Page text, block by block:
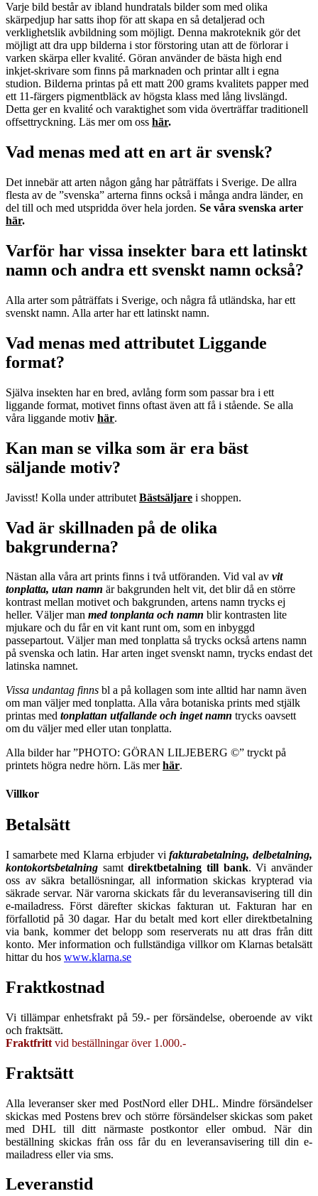
Varje bild består av ibland hundratals bilder som med olika
skärpedjup har satts ihop för att skapa en så detaljerad och
verklighetslik avbildning som möjligt. Denna makroteknik gör det
möjligt att dra upp bilderna i stor förstoring utan att de förlorar i
varken skärpa eller kvalité. Göran använder de bästa high end
inkjet-skrivare som finns på marknaden och printar allt i egna
studion. Bilderna printas på ett matt 200 grams kvalitets papper med
ett 11-färgers pigmentbläck av högsta klass med lång livslängd.
Detta ger en kvalité och varaktighet som vida överträffar traditionell
offsettryckning. Läs mer om oss här.
Vad menas med att en art är svensk?
Det innebär att arten någon gång har påträffats i Sverige. De allra
flesta av de ”svenska” arterna finns också i många andra länder, en
del till och med utspridda över hela jorden. Se våra svenska arter
här.
Varför har vissa insekter bara ett latinskt
namn och andra ett svenskt namn också?
Alla arter som påträffats i Sverige, och några få utländska, har ett
svenskt namn. Alla arter har ett latinskt namn.
Vad menas med attributet Liggande
format?
Själva insekten har en bred, avlång form som passar bra i ett
liggande format, motivet finns oftast även att få i stående. Se alla
våra liggande motiv här.
Kan man se vilka som är era bäst
säljande motiv?
Javisst! Kolla under attributet Bästsäljare i shoppen.
Vad är skillnaden på de olika
bakgrunderna?
Nästan alla våra art prints finns i två utföranden. Vid val av vit
tonplatta, utan namn är bakgrunden helt vit, det blir då en större
kontrast mellan motivet och bakgrunden, artens namn trycks ej
heller. Väljer man med tonplanta och namn blir kontrasten lite
mjukare och du får en vit kant runt om, som en inbyggd
passepartout. Väljer man med tonplatta så trycks också artens namn
på svenska och latin. Har arten inget svenskt namn, trycks endast det
latinska namnet.
Vissa undantag finns bl a på kollagen som inte alltid har namn även
om man väljer med tonplatta. Alla våra botaniska prints med stjälk
printas med tonplattan utfallande och inget namn trycks oavsett
om du väljer med eller utan tonplatta.
Alla bilder har ”PHOTO: GÖRAN LILJEBERG ©” tryckt på
printets högra nedre hörn. Läs merhär.
Villkor
Betalsätt
I samarbete med Klarna erbjuder vi fakturabetalning, delbetalning,
kontokortsbetalning samtdirektbetalning till bank. Vi använder
oss av säkra betallösningar, all information skickas krypterad via
säkrade servar. När varorna skickats får du leveransavisering till din
e-mailadress. Först därefter skickas fakturan ut. Fakturan har en
förfallotid på 30 dagar. Har du betalt med kort eller direktbetalning
via bank, kommer det belopp som reserverats nu att dras från ditt
konto. Mer information och fullständiga villkor om Klarnas betalsätt
hittar du hos www.klarna.se
Fraktkostnad
Vi tillämpar enhetsfrakt på 59.- per försändelse, oberoende av vikt
och fraktsätt.
Fraktfritt vid beställningar över 1.000.-
Fraktsätt
Alla leveranser sker med PostNord eller DHL. Mindre försändelser
skickas med Postens brev och större försändelser skickas som paket
med DHL till ditt närmaste postkontor eller ombud. När din
beställning skickas från oss får du en leveransavisering till din e-
mailadress eller via sms.
Leveranstid